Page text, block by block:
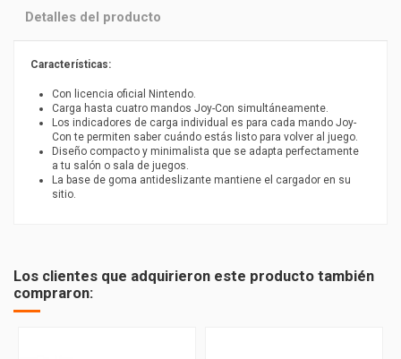
Detalles del producto
Características:
Con licencia oficial Nintendo.
Carga hasta cuatro mandos Joy-Con simultáneamente.
Los indicadores de carga individual es para cada mando Joy-
Con te permiten saber cuándo estás listo para volver al juego.
Diseño compacto y minimalista que se adapta perfectamente
a tu salón o sala de juegos.
La base de goma antideslizante mantiene el cargador en su
sitio.
Los clientes que adquirieron este producto también
compraron: